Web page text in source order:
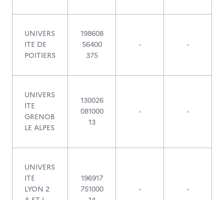
UNIVERS
ITE DE
POITIERS
198608
56400
375
- -
UNIVERS
ITE
GRENOB
LE ALPES
130026
081000
13
- -
UNIVERS
ITE
LYON 2
196917
751000
- -